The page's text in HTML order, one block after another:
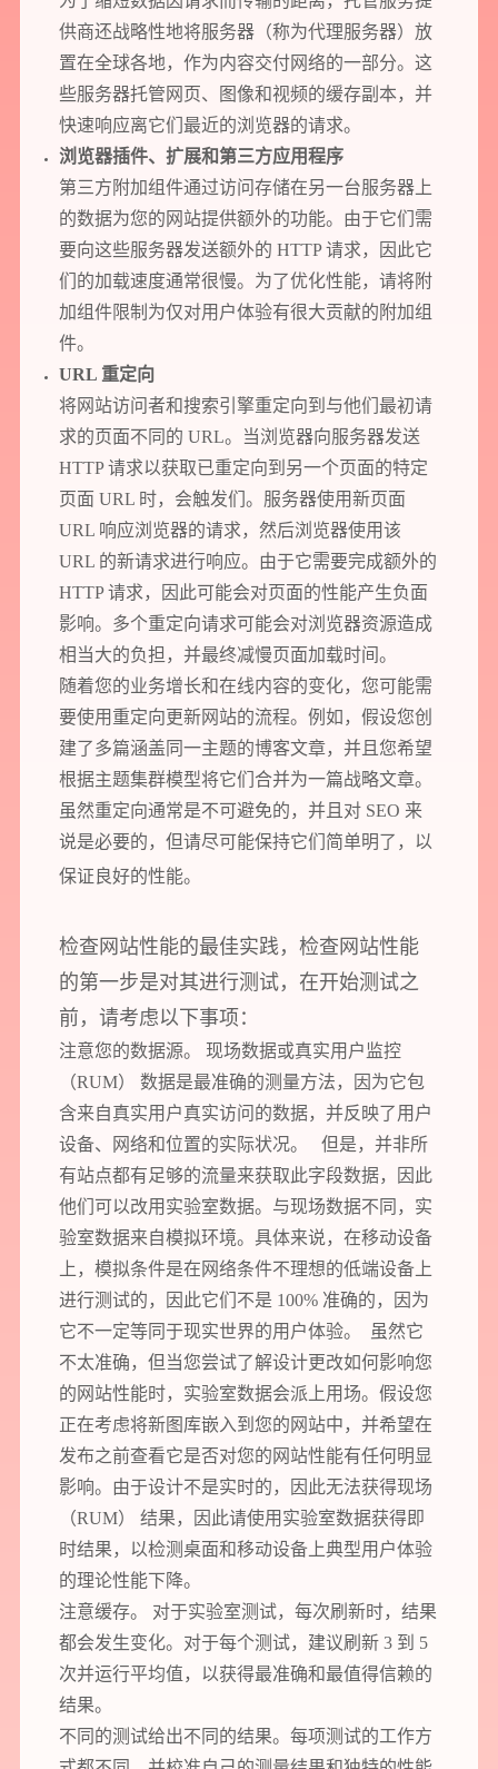
供商还战略性地将服务器（称为代理服务器）放
置在全球各地，作为内容交付网络的一部分。这
些服务器托管网页、图像和视频的缓存副本，并
快速响应离它们最近的浏览器的请求。
浏览器插件、扩展和第三方应用程序
第三方附加组件通过访问存储在另一台服务器上
的数据为您的网站提供额外的功能。由于它们需
要向这些服务器发送额外的 HTTP 请求，因此它
们的加载速度通常很慢。为了优化性能，请将附
加组件限制为仅对用户体验有很大贡献的附加组
件。
URL 重定向
将网站访问者和搜索引擎重定向到与他们最初请
求的页面不同的 URL。当浏览器向服务器发送
HTTP 请求以获取已重定向到另一个页面的特定
页面 URL 时，会触发们。服务器使用新页面
URL 响应浏览器的请求，然后浏览器使用该
URL 的新请求进行响应。由于它需要完成额外的
HTTP 请求，因此可能会对页面的性能产生负面
影响。多个重定向请求可能会对浏览器资源造成
相当大的负担，并最终减慢页面加载时间。
随着您的业务增长和在线内容的变化，您可能需
要使用重定向更新网站的流程。例如，假设您创
建了多篇涵盖同一主题的博客文章，并且您希望
根据主题集群模型将它们合并为一篇战略文章。
虽然重定向通常是不可避免的，并且对 SEO 来
说是必要的，但请尽可能保持它们简单明了，以
保证良好的性能。
检查网站性能的最佳实践，检查网站性能
的第一步是对其进行测试，在开始测试之
前，请考虑以下事项：
注意您的数据源。 现场数据或真实用户监控
（RUM） 数据是最准确的测量方法，因为它包
含来自真实用户真实访问的数据，并反映了用户
设备、网络和位置的实际状况。 但是，并非所
有站点都有足够的流量来获取此字段数据，因此
他们可以改用实验室数据。与现场数据不同，实
验室数据来自模拟环境。具体来说，在移动设备
上，模拟条件是在网络条件不理想的低端设备上
进行测试的，因此它们不是 100% 准确的，因为
它不一定等同于现实世界的用户体验。 虽然它
不太准确，但当您尝试了解设计更改如何影响您
的网站性能时，实验室数据会派上用场。假设您
正在考虑将新图库嵌入到您的网站中，并希望在
发布之前查看它是否对您的网站性能有任何明显
影响。由于设计不是实时的，因此无法获得现场
（RUM） 结果，因此请使用实验室数据获得即
时结果，以检测桌面和移动设备上典型用户体验
的理论性能下降。
注意缓存。 对于实验室测试，每次刷新时，结果
都会发生变化。对于每个测试，建议刷新 3 到 5
次并运行平均值，以获得最准确和最值得信赖的
结果。
不同的测试给出不同的结果。每项测试的工作方